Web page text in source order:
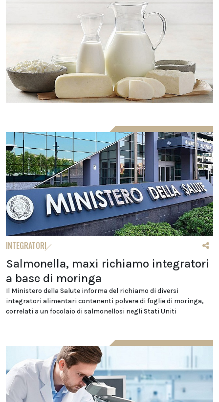
INTEGRATORI
Salmonella, maxi richiamo integratori
a base di moringa
Il Ministero della Salute informa del richiamo di diversi
integratori alimentari contenenti polvere di foglie di moringa,
correlati a un focolaio di salmonellosi negli Stati Uniti